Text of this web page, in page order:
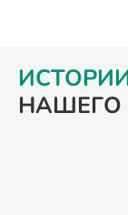
НАШЕГО